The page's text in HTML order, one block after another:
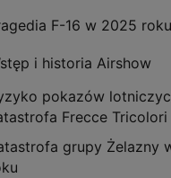
F-16 w 2025 roku
i historia Airshow
pokazów
Frecce Tricolori
grupy Żelazny